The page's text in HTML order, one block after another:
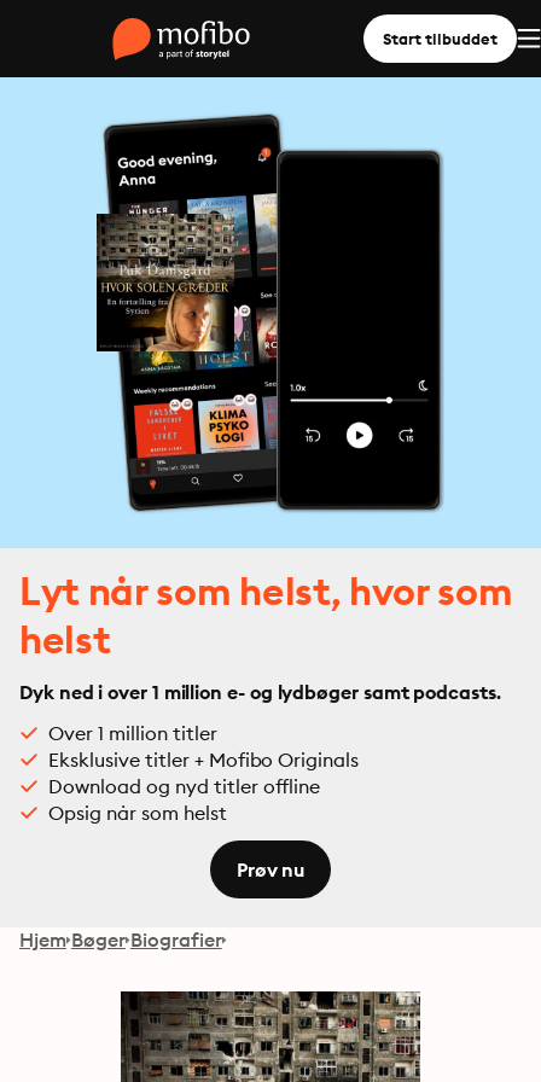
Start tilbuddet
Lyt når som helst, hvor som
helst
Dyk ned i over 1 million e- og lydbøger samt podcasts.
Over 1 million titler
Eksklusive titler + Mofibo Originals
Download og nyd titler offline
Opsig når som helst
Prøv nu
Hjem Bøger Biografier